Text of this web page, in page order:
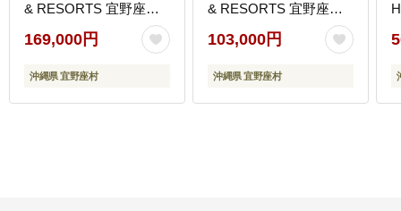
& RESORTS 宜野座】
ひらまつ ホテルブラン
ド 滞在型リゾート コバ
ルトブルー 亜熱帯グリ
心地 マリンスポーツ 沖
169,000円
沖縄県 宜野座村
& RESORTS 宜野座】
ひらまつ ホテルブラン
ド 滞在型リゾート コバ
ルトブルー 亜熱帯グリ
心地 マリンスポーツ 沖
103,000円
沖縄県 宜野座村